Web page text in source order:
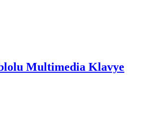
Multimedia Klavye